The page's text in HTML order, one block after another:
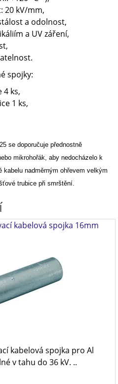
20 kV/mm,
a odolnost,
a UV záření,
spojky:
ks,
1 ks,
se doporučuje přednostně
mikrohořák, aby nedocházelo k
nadměrným ohřevem velkým
trubice při smrštění.
kabelová spojka 16mm
kabelová spojka pro Al
v tahu do 36 kV. ..